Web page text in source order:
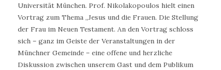
Universität München. Prof. Nikolakopoulos hielt einen
Vortrag zum Thema „Jesus und die Frauen. Die Stellung
der Frau im Neuen Testament. An den Vortrag schloss
sich – ganz im Geiste der Veranstaltungen in der
Münchner Gemeinde – eine offene und herzliche
Diskussion zwischen unserem Gast und dem Publikum